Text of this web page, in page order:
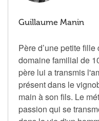
Guillaume Manin
Père d’une petite
domaine familial de
père lui a transmis
présent dans le
main à son fils. Le
passion qui se